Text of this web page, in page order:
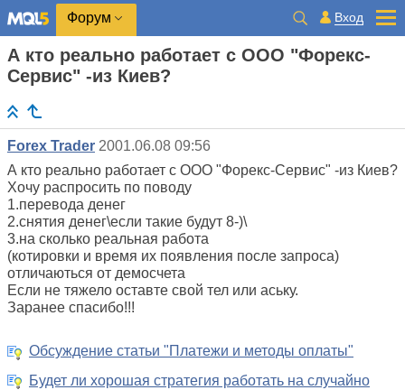
Форум Вход
А кто реально работает с ООО "Форекс-
Сервис" -из Киев?
Forex Trader 2001.06.08 09:56
А кто реально работает с ООО "Форекс-Сервис" -из Киев?
Хочу распросить по поводу
1.перевода денег
2.снятия денег\если такие будут 8-)\
3.на сколько реальная работа
(котировки и время их появления после запроса)
отличаються от демосчета
Если не тяжело оставте свой тел или аську.
Заранее спасибо!!!
Обсуждение статьи "Платежи и методы оплаты"
Будет ли хорошая стратегия работать на случайно